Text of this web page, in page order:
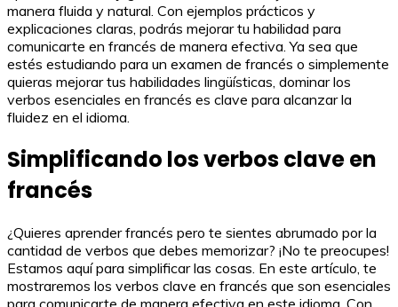
manera fluida y natural. Con ejemplos prácticos y
explicaciones claras, podrás mejorar tu habilidad para
comunicarte en francés de manera efectiva. Ya sea que
estés estudiando para un examen de francés o simplemente
quieras mejorar tus habilidades lingüísticas, dominar los
verbos esenciales en francés es clave para alcanzar la
fluidez en el idioma.
Simplificando los verbos clave en
francés
¿Quieres aprender francés pero te sientes abrumado por la
cantidad de verbos que debes memorizar? ¡No te preocupes!
Estamos aquí para simplificar las cosas. En este artículo, te
mostraremos los verbos clave en francés que son esenciales